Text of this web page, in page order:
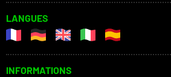
LANGUES
INFORMATIONS